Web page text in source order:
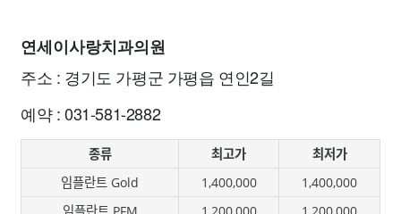
연세이사랑치과의원
주소 : 경기도 가평군 가평읍 연인2길
예약 : 031-581-2882
종류 최고가
최저가
임플란트 Gold
1,400,000
1,400,000